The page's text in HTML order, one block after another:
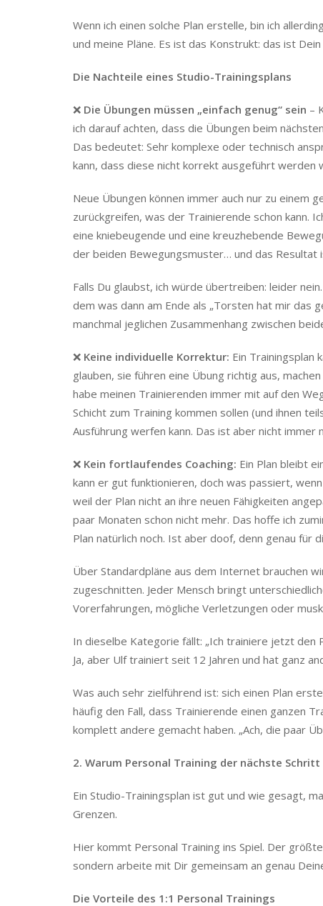
Wenn ich einen solche Plan erstelle, bin ich
und meine Pläne. Es ist das Konstrukt: das ist
Die Nachteile eines Studio-Trainingsplans
❌ Die Übungen müssen „einfach genug“ sein –
ich darauf achten, dass die Übungen beim
Das bedeutet: Sehr komplexe oder technisch
kann, dass diese nicht korrekt ausgeführt werden
Neue Übungen können immer auch nur zu einem
zurückgreifen, was der Trainierende schon kann.
eine kniebeugende und eine kreuzhebende
der beiden Bewegungsmuster… und das Resultat
Falls Du glaubst, ich würde übertreiben: leider
dem was dann am Ende als „Torsten hat mir das
manchmal jeglichen Zusammenhang zwischen
❌ Keine individuelle Korrektur: Ein Trainingsplan
glauben, sie führen eine Übung richtig aus,
habe meinen Trainierenden immer mit auf den
Schicht zum Training kommen sollen (und ihnen
Ausführung werfen kann. Das ist aber nicht immer
❌ Kein fortlaufendes Coaching: Ein Plan bleibt
kann er gut funktionieren, doch was passiert,
weil der Plan nicht an ihre neuen Fähigkeiten
paar Monaten schon nicht mehr. Das hoffe ich
Plan natürlich noch. Ist aber doof, denn genau für
Über Standardpläne aus dem Internet brauchen
zugeschnitten. Jeder Mensch bringt
Vorerfahrungen, mögliche Verletzungen oder
In dieselbe Kategorie fällt: „Ich trainiere jetzt den
Ja, aber Ulf trainiert seit 12 Jahren und hat ganz
Was auch sehr zielführend ist: sich einen Plan
häufig den Fall, dass Trainierende einen ganzen
komplett andere gemacht haben. „Ach, die paar
2. Warum Personal Training der nächste
Ein Studio-Trainingsplan ist gut und wie gesagt,
Grenzen.
Hier kommt Personal Training ins Spiel. Der
sondern arbeite mit Dir gemeinsam an genau
Die Vorteile des 1:1 Personal Trainings